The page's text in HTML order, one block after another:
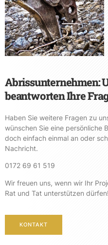
Abrissunternehmen:
beantworten Ihre
Haben Sie weitere Fragen zu
wünschen Sie eine persönliche
doch einfach einmal an oder
Nachricht.
0172 69 61 519
Wir freuen uns, wenn wir Ihr
Rat und Tat unterstützen dürfen!
KONTAKT